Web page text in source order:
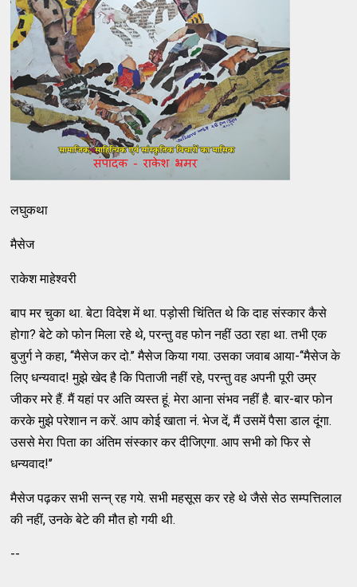
लघुकथा
मैसेज
राकेश माहेश्वरी
बाप मर चुका था. बेटा विदेश में था. पड़ोसी चिंतित थे कि दाह संस्कार कैसे
होगा? बेटे को फोन मिला रहे थे, परन्तु वह फोन नहीं उठा रहा था. तभी एक
बुजुर्ग ने कहा, ‘‘मैसेज कर दो.’’ मैसेज किया गया. उसका जवाब आया-‘‘मैसेज के
लिए धन्यवाद! मुझे खेद है कि पिताजी नहीं रहे, परन्तु वह अपनी पूरी उम्र
जीकर मरे हैं. मैं यहां पर अति व्यस्त हूं. मेरा आना संभव नहीं है. बार-बार फोन
करके मुझे परेशान न करें. आप कोई खाता नं. भेज दें, मैं उसमें पैसा डाल दूंगा.
उससे मेरा पिता का अंतिम संस्कार कर दीजिएगा. आप सभी को फिर से
धन्यवाद!’’
मैसेज पढ़कर सभी सन्न् रह गये. सभी महसूस कर रहे थे जैसे सेठ सम्पत्तिलाल
की नहीं, उनके बेटे की मौत हो गयी थी.
--